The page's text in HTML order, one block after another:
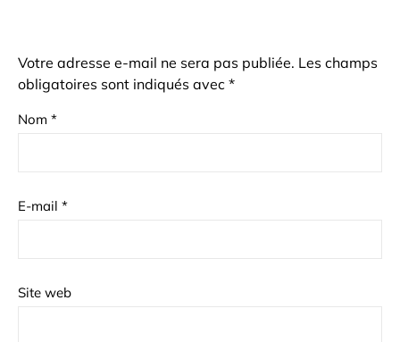
Votre adresse e-mail ne sera pas publiée. Les champs
obligatoires sont indiqués avec *
Nom *
E-mail *
Site web